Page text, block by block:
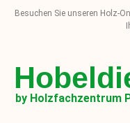
Besuchen Sie unseren Holz-
by Holzfachzentrum